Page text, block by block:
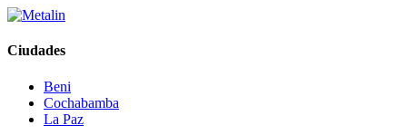
Ciudades
Beni
Cochabamba
La Paz